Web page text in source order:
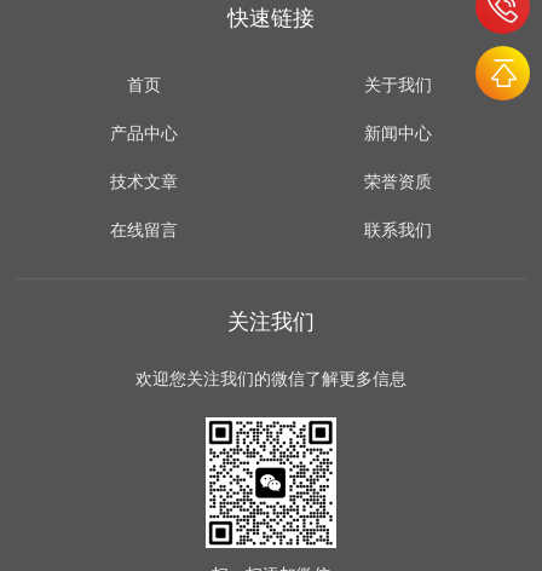
快速链接
首页 关于我们
产品中心 新闻中心
技术文章 荣誉资质
在线留言 联系我们
关注我们
欢迎您关注我们的微信了解更多信息